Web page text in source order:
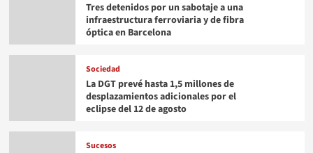
Tres detenidos por un sabotaje a una
infraestructura ferroviaria y de fibra
óptica en Barcelona
Sociedad
La DGT prevé hasta 1,5 millones de
desplazamientos adicionales por el
eclipse del 12 de agosto
Sucesos